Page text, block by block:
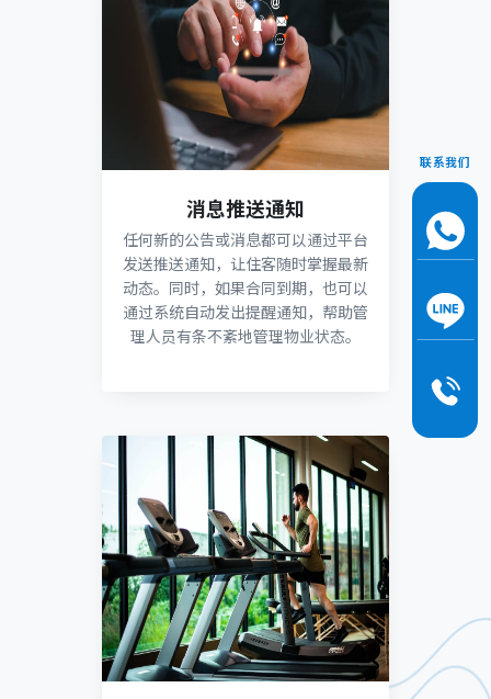
消息推送通知
任何新的公告或消息都可以通过平台
发送推送通知，让住客随时掌握最新
动态。同时，如果合同到期，也可以
通过系统自动发出提醒通知，帮助管
理人员有条不紊地管理物业状态。
联系我们